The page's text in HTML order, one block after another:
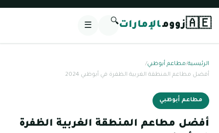
🇦🇪زوومالإمارات🔍
☰
الرئيسية/مطاعم أبوظبي/
أفضل مطاعم المنطقة الغربية الظفرة في أبوظبي 2024
مطاعم أبوظبي
أفضل مطاعم المنطقة الغربية الظفرة